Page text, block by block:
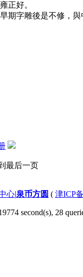
正好。
字雕後是不修，與
最后一页
心|泉币方圆 ( 津ICP
second(s), 28